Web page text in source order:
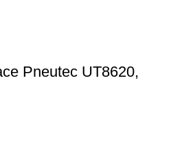
Pneutec UT8620,